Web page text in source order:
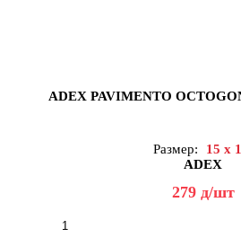
ADEX PAVIMENTO
Размер:
15 x
ADEX
279 д/шт